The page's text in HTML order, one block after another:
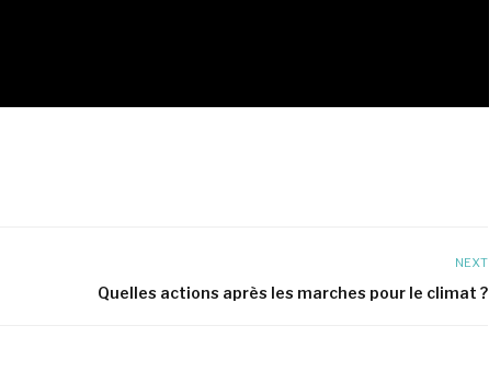
NEXT
Quelles actions après les marches pour le climat ?